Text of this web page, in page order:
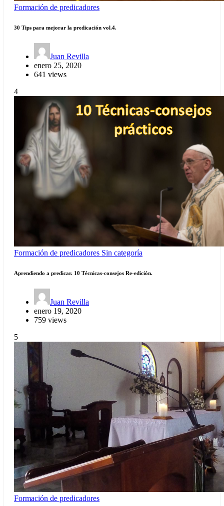
Formación de predicadores
30 Tips para mejorar la predicación vol.4.
Juan Revilla
enero 25, 2020
641 views
4
Formación de predicadores Sin categoría
Aprendiendo a predicar. 10 Técnicas-consejos Re-edición.
Juan Revilla
enero 19, 2020
759 views
5
Formación de predicadores